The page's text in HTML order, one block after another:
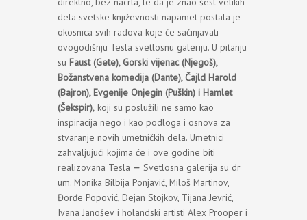
dela svetske književnosti napamet postala je
okosnica svih radova koje će sačinjavati
ovogodišnju Tesla svetlosnu galeriju. U pitanju
su Faust (Gete), Gorski vijenac (Njegoš),
Božanstvena komedija (Dante), Čajld Harold
(Bajron), Evgenije Onjegin (Puškin) i Hamlet
(Šekspir), koji su poslužili ne samo kao
inspiracija nego i kao podloga i osnova za
stvaranje novih umetničkih dela. Umetnici
zahvaljujući kojima će i ove godine biti
realizovana Tesla — Svetlosna galerija su dr
um. Monika Bilbija Ponjavić, Miloš Martinov,
Đorđe Popović, Dejan Stojkov, Tijana Jevrić,
Ivana Janošev i holandski artisti Alex Prooper i